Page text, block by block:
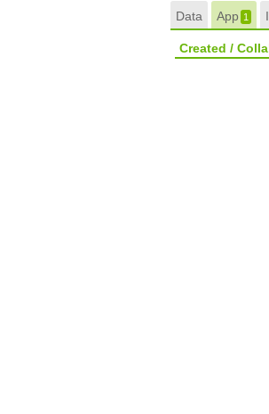
Data App 1
Created /